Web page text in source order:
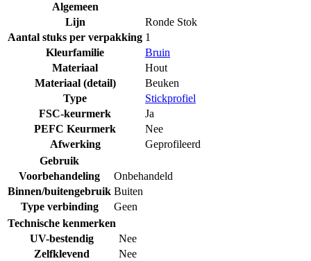
Algemeen
Lijn
Ronde Stok
Aantal stuks per verpakking 1
Kleurfamilie
Bruin
Materiaal
Hout
Materiaal (detail)
Beuken
Type
Stickprofiel
FSC-keurmerk
Ja
PEFC Keurmerk
Nee
Afwerking
Geprofileerd
Gebruik
Voorbehandeling
Onbehandeld
Binnen/buitengebruik Buiten
Type verbinding
Geen
Technische kenmerken
UV-bestendig
Nee
Zelfklevend
Nee